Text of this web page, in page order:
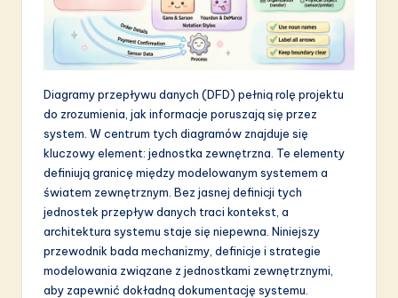
in
A
&
S
o
Diagramy przepływu danych (DFD) pełnią rolę projektu
do zrozumienia, jak informacje poruszają się przez
system. W centrum tych diagramów znajduje się
kluczowy element: jednostka zewnętrzna. Te elementy
definiują granicę między modelowanym systemem a
światem zewnętrznym. Bez jasnej definicji tych
jednostek przepływ danych traci kontekst, a
architektura systemu staje się niepewna. Niniejszy
przewodnik bada mechanizmy, definicje i strategie
modelowania związane z jednostkami zewnętrznymi,
aby zapewnić dokładną dokumentację systemu.